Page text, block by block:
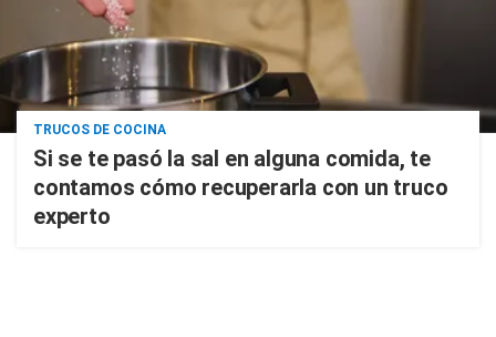
TRUCOS DE COCINA
Si se te pasó la sal en alguna comida, te
contamos cómo recuperarla con un truco
experto